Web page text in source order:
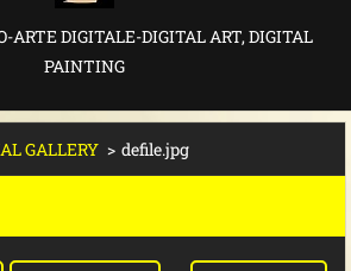
ARTE DIGITALE-DIGITAL ART, DIGITAL
PAINTING
GALLERY > defile.jpg